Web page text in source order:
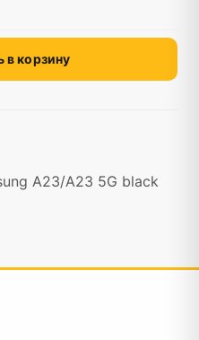
в корзину
A23/A23 5G black